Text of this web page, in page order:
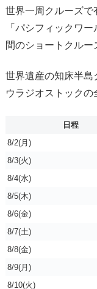
世界一周クルーズで
「パシフィックワ
間のショートクルー
世界遺産の知床半島
ウラジオストックの
日程
8/2(月)
8/3(火)
8/4(水)
8/5(木)
8/6(金)
8/7(土)
8/8(金)
8/9(月)
8/10(火)